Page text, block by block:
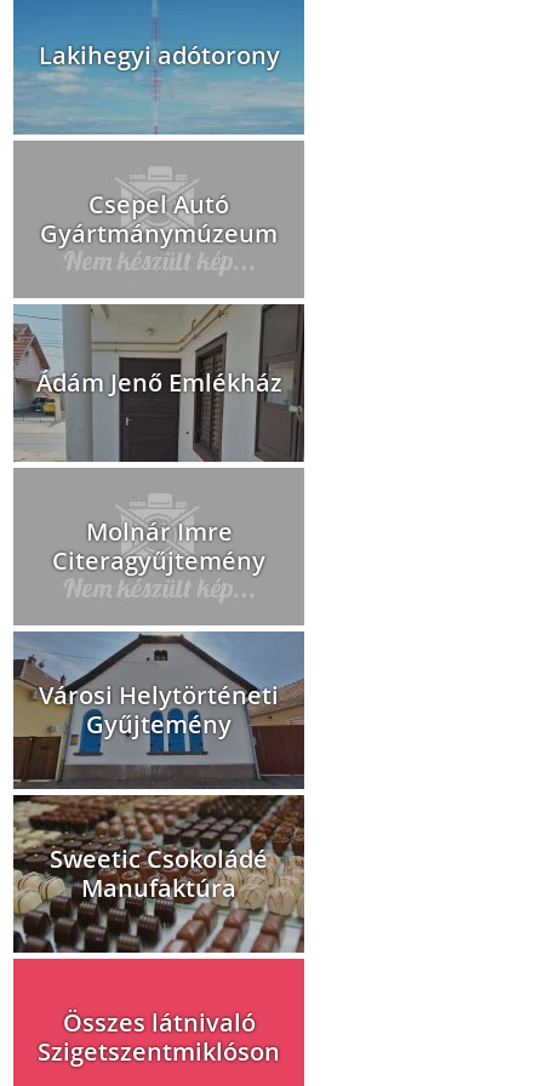
Lakihegyi adótorony
Csepel Autó
Gyártmánymúzeum
Ádám Jenő Emlékház
Molnár Imre
Citeragyűjtemény
Városi Helytörténeti
Gyűjtemény
Sweetic Csokoládé
Manufaktúra
Összes látnivaló
Szigetszentmiklóson